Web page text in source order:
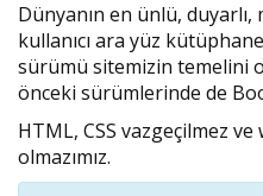
Dünyanın en ünlü,
kullanıcı ara yüz
sürümü sitemizin temelini
önceki sürümlerinde de
HTML, CSS vazgeçilmez
olmazımız.